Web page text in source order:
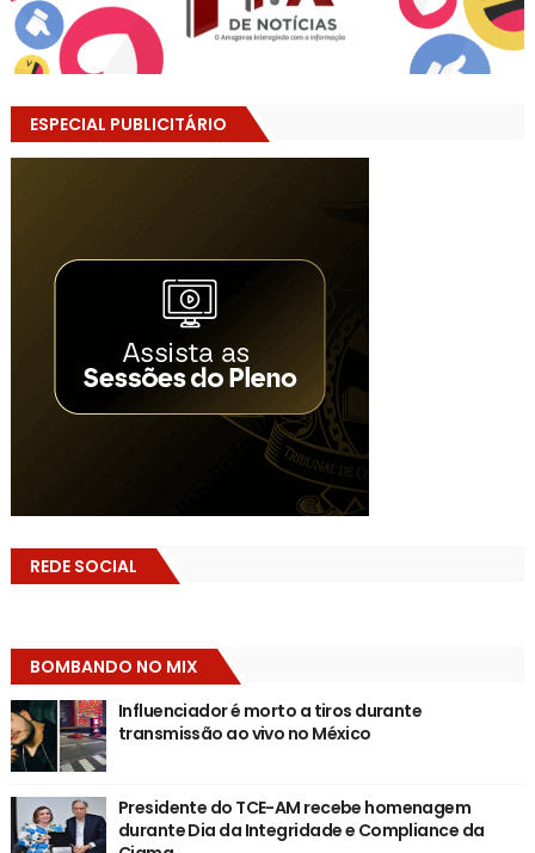
ESPECIAL PUBLICITÁRIO
REDE SOCIAL
BOMBANDO NO MIX
Influenciador é morto a tiros durante
transmissão ao vivo no México
Presidente do TCE-AM recebe homenagem
durante Dia da Integridade e Compliance da